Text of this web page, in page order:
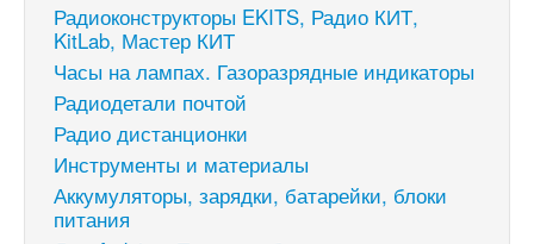
Радиоконструкторы EKITS, Радио КИТ,
KitLab, Мастер КИТ
Часы на лампах. Газоразрядные индикаторы
Радиодетали почтой
Радио дистанционки
Инструменты и материалы
Аккумуляторы, зарядки, батарейки, блоки
питания